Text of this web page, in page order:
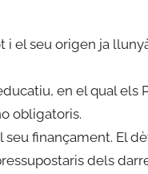
i el seu origen ja
en el qual els
obligatoris.
finançament. El
dels